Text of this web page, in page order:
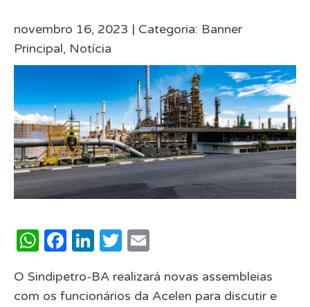
novembro 16, 2023 | Categoria: Banner
Principal, Notícia
WhatsApp
Facebook
LinkedIn
Twitter
O Sindipetro-BA realizará novas assembleias
com os funcionários da Acelen para discutir e